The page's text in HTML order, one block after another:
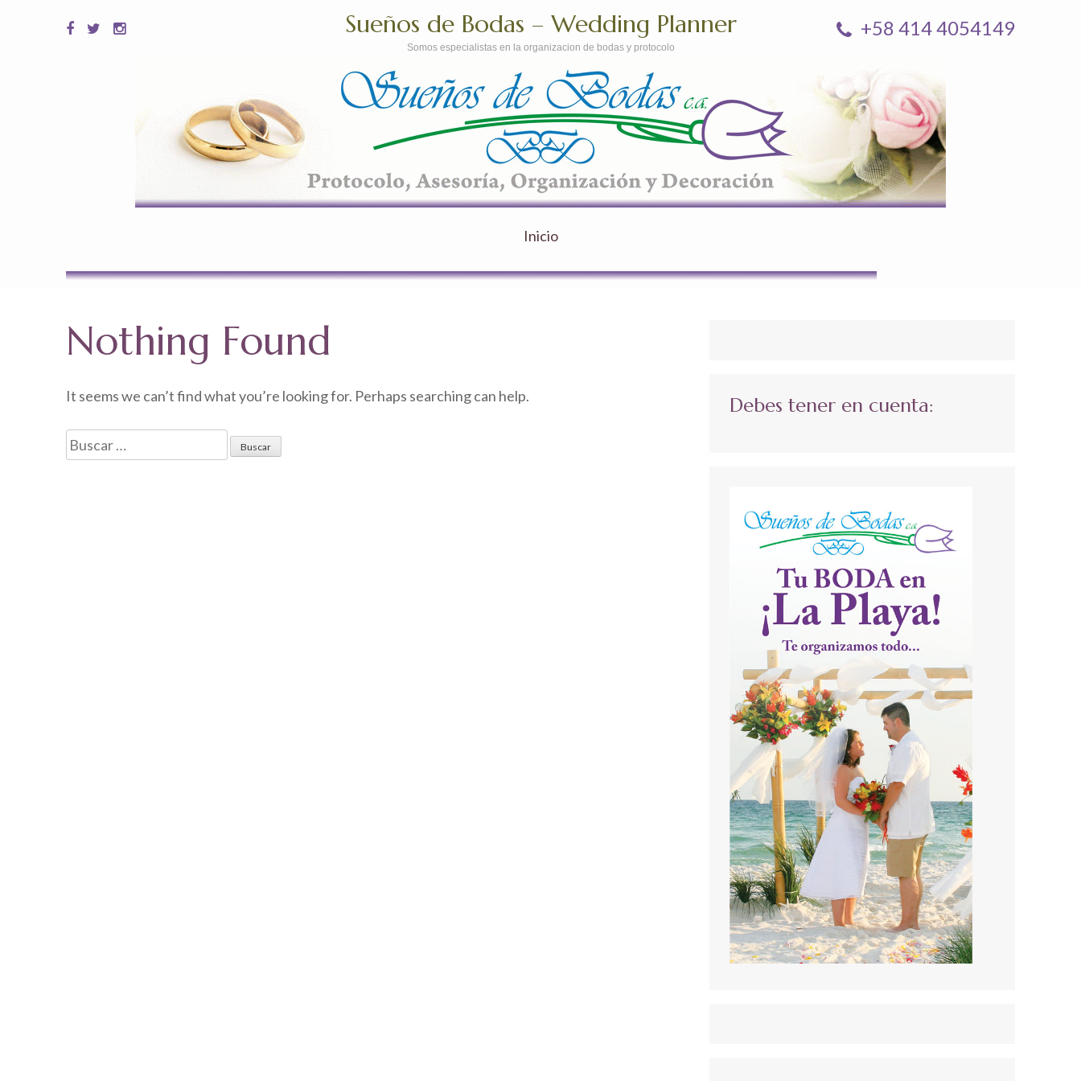
+58 414 4054149
Sueños de Bodas – Wedding Planner
Somos especialistas en la organizacion de bodas y protocolo
Inicio
Nothing Found
It seems we can’t find what you’re looking for. Perhaps searching can help.
Buscar:
Debes tener en cuenta: